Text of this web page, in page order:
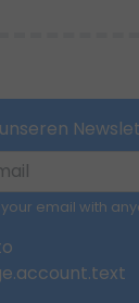
email with